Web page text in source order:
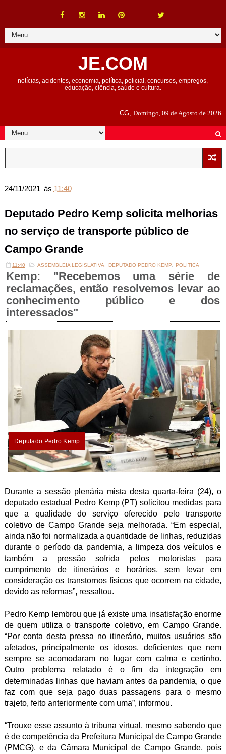
JE.COM
notícias, acidentes, economia, política, policial, concursos, empregos,
educação, ciência, saúde e cultura.
CG,Domingo, 09 de Agosto de 2026
24/11/2021 às 11:40
Deputado Pedro Kemp solicita melhorias
no serviço de transporte público de
Campo Grande
11:40 ASSEMBLEIA LEGISLATIVA DEPUTADO PEDRO KEMP, POLITICA
Kemp: "Recebemos uma série de
reclamações, então resolvemos levar ao
conhecimento público e dos
interessados"
Deputado Pedro Kemp
Durante a sessão plenária mista desta quarta-feira (24), o
deputado estadual Pedro Kemp (PT) solicitou medidas para
que a qualidade do serviço oferecido pelo transporte
coletivo de Campo Grande seja melhorada. “Em especial,
ainda não foi normalizada a quantidade de linhas, reduzidas
durante o período da pandemia, a limpeza dos veículos e
também a pressão sofrida pelos motoristas para
cumprimento de itinerários e horários, sem levar em
consideração os transtornos físicos que ocorrem na cidade,
devido as reformas”, ressaltou.
Pedro Kemp lembrou que já existe uma insatisfação enorme
de quem utiliza o transporte coletivo, em Campo Grande.
“Por conta desta pressa no itinerário, muitos usuários são
afetados, principalmente os idosos, deficientes que nem
sempre se acomodaram no lugar com calma e certinho.
Outro problema relatado é o fim da integração em
determinadas linhas que haviam antes da pandemia, o que
faz com que seja pago duas passagens para o mesmo
trajeto, feito anteriormente com uma”, informou.
“Trouxe esse assunto à tribuna virtual, mesmo sabendo que
é de competência da Prefeitura Municipal de Campo Grande
(PMCG), e da Câmara Municipal de Campo Grande, pois